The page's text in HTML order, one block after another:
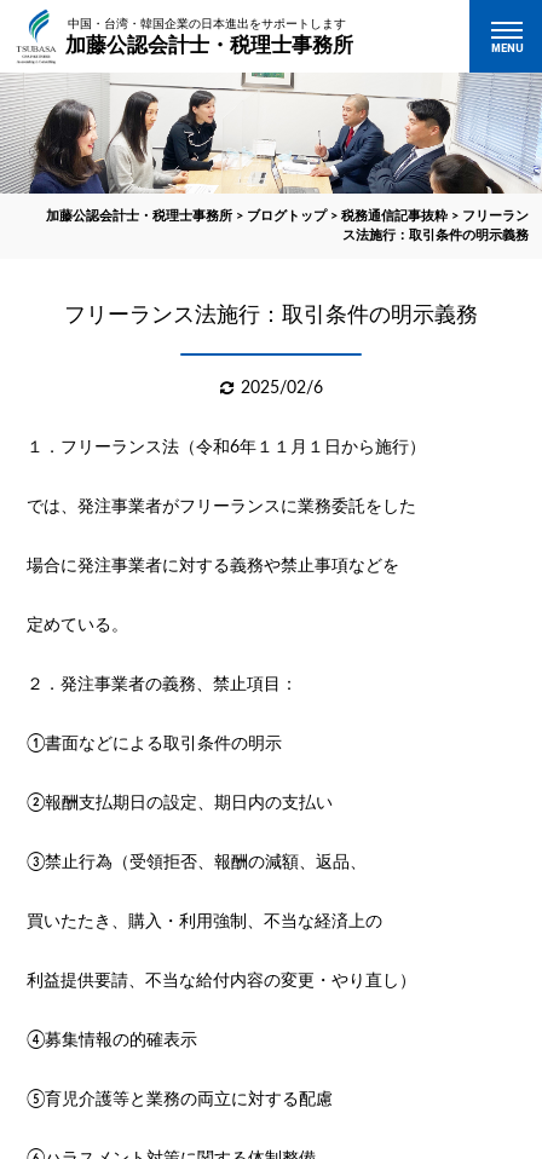
中国・台湾・韓国企業の日本進出をサポートします
加藤公認会計士・税理士事務所 MENU
加藤公認会計士・税理士事務所 > ブログトップ > 税務通信記事抜粋 > フリーラン
ス法施行：取引条件の明示義務
フリーランス法施行：取引条件の明示義務
2025/02/6
１．フリーランス法（令和6年１１月１日から施行）
では、発注事業者がフリーランスに業務委託をした
場合に発注事業者に対する義務や禁止事項などを
定めている。
２．発注事業者の義務、禁止項目：
①書面などによる取引条件の明示
②報酬支払期日の設定、期日内の支払い
③禁止行為（受領拒否、報酬の減額、返品、
買いたたき、購入・利用強制、不当な経済上の
利益提供要請、不当な給付内容の変更・やり直し）
④募集情報の的確表示
⑤育児介護等と業務の両立に対する配慮